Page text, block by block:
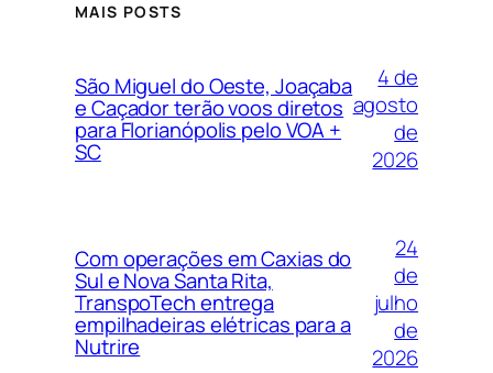
MAIS POSTS
São Miguel do Oeste, Joaçaba
e Caçador terão voos diretos
para Florianópolis pelo VOA +
SC
4 de
agosto
de
2026
Com operações em Caxias do
Sul e Nova Santa Rita,
TranspoTech entrega
empilhadeiras elétricas para a
Nutrire
24
de
julho
de
2026